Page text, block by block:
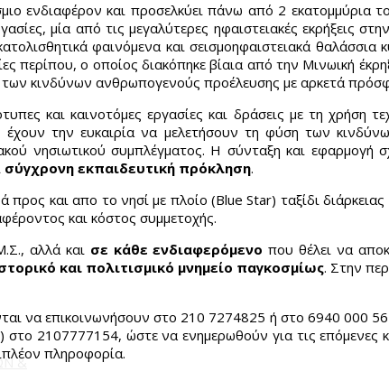
&
ενδιαφέρον και προσελκύει πάνω από 2 εκατομμύρια
μία από τις μεγαλύτερες ηφαιστειακές εκρήξεις
φαινόμενα και σεισμοηφαιστειακά
περίπου, ο οποίος διακόπηκε βίαια από την Μινωική
κινδύνων ανθρωπογενούς προέλευσης με αρκετά
και καινοτόμες εργασίες και δράσεις με τη χρήση
την ευκαιρία να μελετήσουν τη φύση των
νησιωτικού συμπλέγματος. Η σύνταξη και
σύγχρονη εκπαιδευτική πρόκληση.
και απο το νησί με πλοίο (Blue Star) ταξίδι
και κόστος συμμετοχής.
αλλά και σε κάθε ενδιαφερόμενο που θέλει να
και πολιτισμικό μνημείο παγκοσμίως. Στην
να επικοινωνήσουν στο 210 7274825 ή στο 6940 000
2107777154, ώστε να ενημερωθούν για τις επόμενες
πληροφορία.